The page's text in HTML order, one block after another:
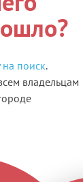
на поиск.
владельцам